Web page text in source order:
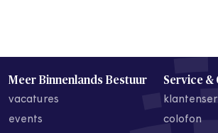
Meer Binnenlands Bestuur
vacatures
events
Service &
colofon